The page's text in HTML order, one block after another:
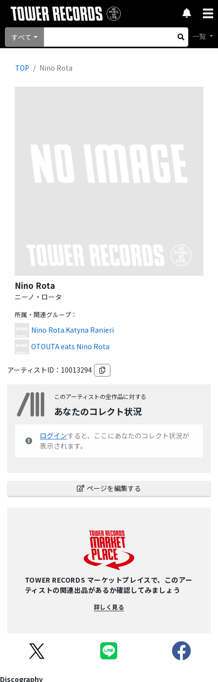
すべて 一覧
TOP Nino Rota
Nino Rota
ニーノ・ロータ
所属・関連グループ ：
Nino Rota.Katyna Ranieri
OTOUTA eats Nino Rota
アーティストID： 10013294
このアーティストの全作品に対する
あなたのコレクト状況
ログインすると、ここにあなたのコレクト状況が
表示されます。
ページを編集する
TOWER RECORDS マーケットプレイスで、このアー
ティストの関連出品があるか確認してみましょう
詳しく見る
Discography